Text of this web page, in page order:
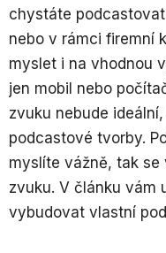
chystáte
nebo v rámci firemní
myslet i na vhodnou
jen mobil nebo
zvuku nebude
podcastové tvorby.
myslíte vážně, tak
zvuku. V článku vám
vybudovat vlastní